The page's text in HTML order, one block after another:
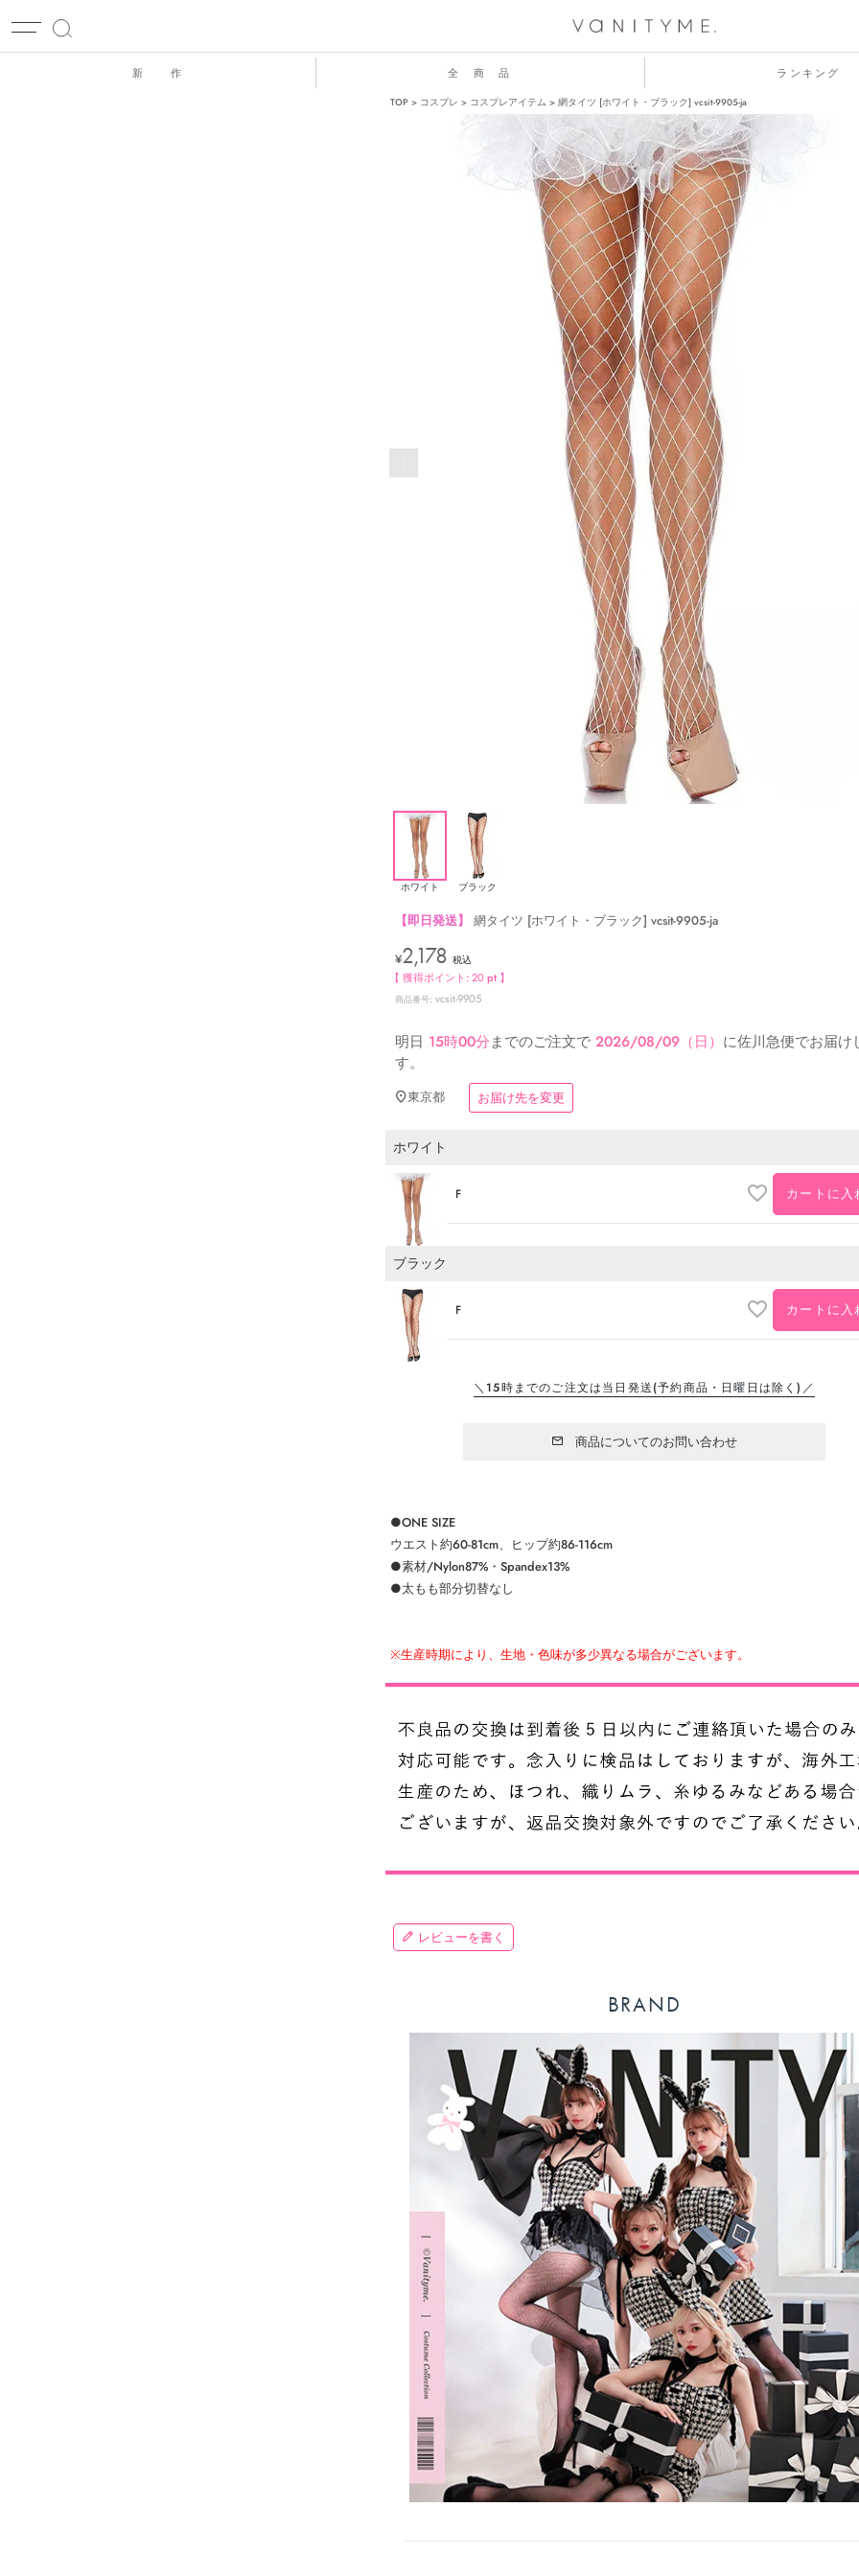
新 作 全 商 品 ランキング
TOP コスプレ コスプレアイテム 網タイツ [ホワイト・ブラック] vcsit-9905-ja
ホワイト ブラック
【即日発送】 網タイツ [ホワイト・ブラック] vcsit-9905-ja
¥2,178 税込
【 獲得ポイント:20pt 】
商品番号 vcsit-9905
明日 15時00分までのご注文で 2026/08/09（日） に佐川急便でお届け
す。
東京都 お届け先を変更
ホワイト
F カートに入
ブラック
F カートに入
＼15時までのご注文は当日発送(予約商品・日曜日は除く)／
商品についてのお問い合わせ
●ONE SIZE
ウエスト約60-81cm、ヒップ約86-116cm
●素材/Nylon87%・Spandex13%
●太もも部分切替なし
※生産時期により、生地・色味が多少異なる場合がございます。
レビューを書く
BRAND